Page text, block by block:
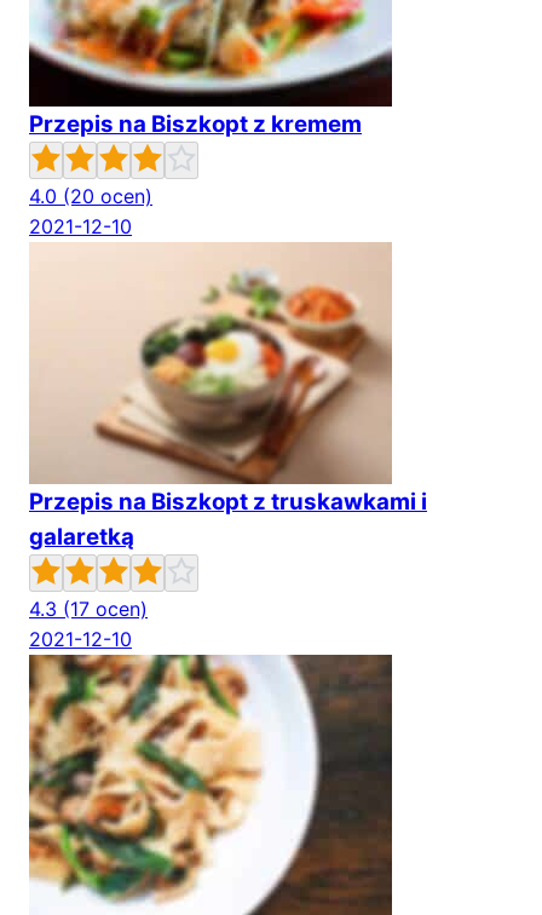
Przepis na Biszkopt z kremem
4.0 (20 ocen)
2021-12-10
Przepis na Biszkopt z truskawkami i
galaretką
4.3 (17 ocen)
2021-12-10